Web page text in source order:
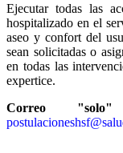
Ejecutar todas las
hospitalizado en el
aseo y confort del
sean solicitadas o
en todas las
expertice.
Correo "solo"